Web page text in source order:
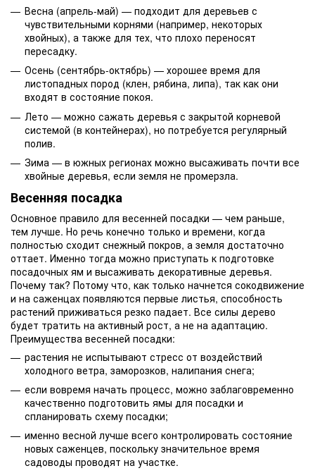
Весна (апрель-май) — подходит для деревьев с
чувствительными корнями (например, некоторых
хвойных), а также для тех, что плохо переносят
пересадку.
Осень (сентябрь-октябрь) — хорошее время для
листопадных пород (клен, рябина, липа), так как они
входят в состояние покоя.
Лето — можно сажать деревья с закрытой корневой
системой (в контейнерах), но потребуется регулярный
полив.
Зима — в южных регионах можно высаживать почти все
хвойные деревья, если земля не промерзла.
Весенняя посадка
Основное правило для весенней посадки — чем раньше,
тем лучше. Но речь конечно только и времени, когда
полностью сходит снежный покров, а земля достаточно
оттает. Именно тогда можно приступать к подготовке
посадочных ям и высаживать декоративные деревья.
Почему так? Потому что, как только начнется сокодвижение
и на саженцах появляются первые листья, способность
растений приживаться резко падает. Все силы дерево
будет тратить на активный рост, а не на адаптацию.
Преимущества весенней посадки:
растения не испытывают стресс от воздействий
холодного ветра, заморозков, налипания снега;
если вовремя начать процесс, можно заблаговременно
качественно подготовить ямы для посадки и
спланировать схему посадки;
именно весной лучше всего контролировать состояние
новых саженцев, поскольку значительное время
садоводы проводят на участке.